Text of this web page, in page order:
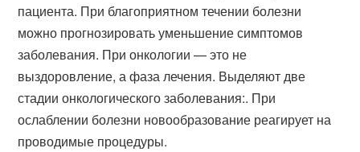
пациента. При благоприятном течении болезни
можно прогнозировать уменьшение симптомов
заболевания. При онкологии — это не
выздоровление, а фаза лечения. Выделяют две
стадии онкологического заболевания:. При
ослаблении болезни новообразование реагирует на
проводимые процедуры.